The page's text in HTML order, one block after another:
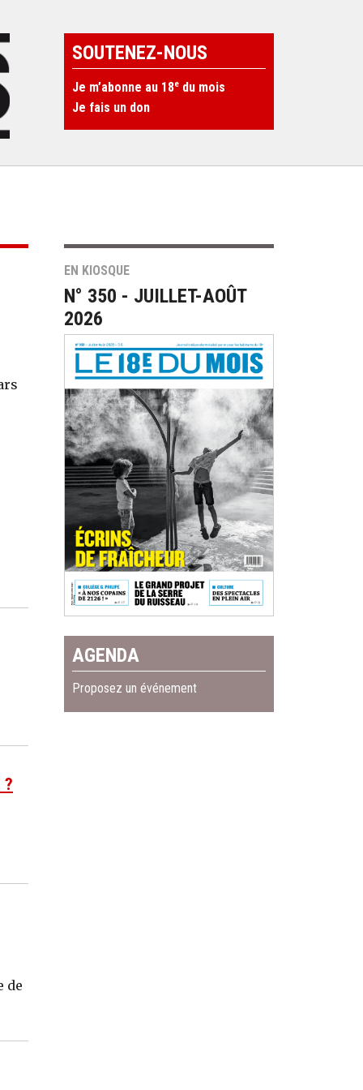
SOUTENEZ-NOUS
Je m’abonne au 18e du mois
Je fais un don
?
de
EN KIOSQUE
N° 350 - JUILLET-AOÛT
2026
AGENDA
Proposez un événement